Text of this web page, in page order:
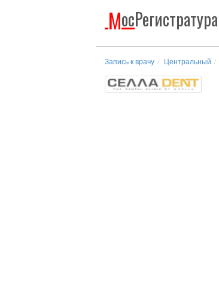
МосРегистратура
Запись к врачу Центральный